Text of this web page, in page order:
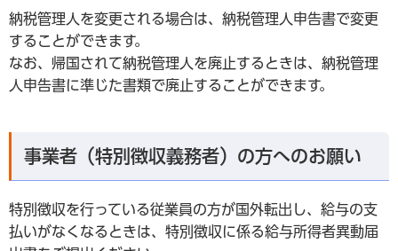
納税管理人を変更される場合は、納税管理人申告書で変更
することができます。
なお、帰国されて納税管理人を廃止するときは、納税管理
人申告書に準じた書類で廃止することができます。
事業者（特別徴収義務者）の方へのお願い
特別徴収を行っている従業員の方が国外転出し、給与の支
払いがなくなるときは、特別徴収に係る給与所得者異動届